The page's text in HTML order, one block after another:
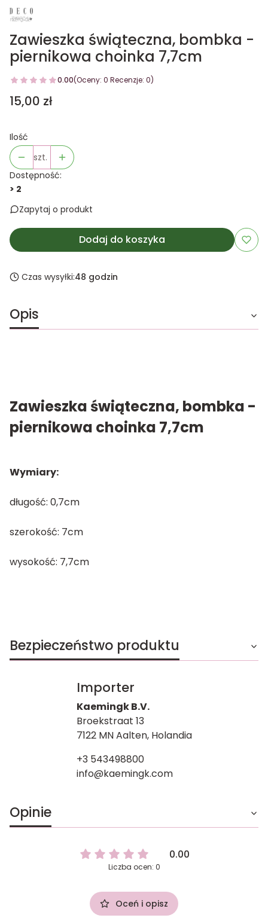
Zawieszka świąteczna, bombka -
piernikowa choinka 7,7cm
0.00(Oceny: 0 Recenzje: 0)
Cena
15,00 zł
Ilość
szt.
Dostępność:
> 2
Zapytaj o produkt
Dodaj do koszyka
Czas wysyłki:48 godzin
Opis
Zawieszka świąteczna, bombka -
piernikowa choinka 7,7cm
Wymiary:
długość: 0,7cm
szerokość: 7cm
wysokość: 7,7cm
Bezpieczeństwo produktu
Importer
Kaemingk B.V.
Broekstraat 13
7122 MN Aalten, Holandia
+3 543498800
info@kaemingk.com
Opinie
0.00
Liczba ocen: 0
Oceń i opisz